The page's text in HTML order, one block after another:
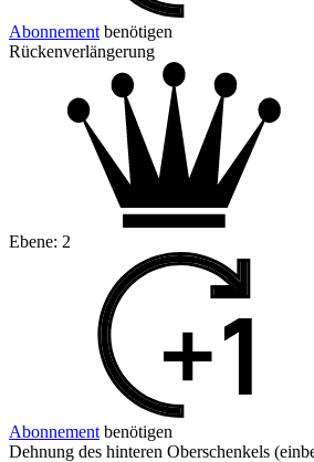
Abonnement benötigen
Rückenverlängerung
Ebene: 2
Abonnement benötigen
Dehnung des hinteren Oberschenkels